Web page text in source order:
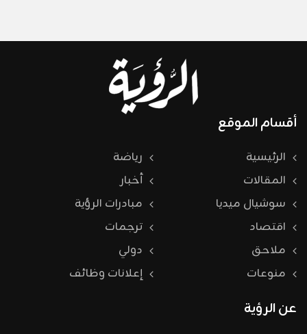
أقسام الموقع
الرئيسية
رياضة
المقالات
أخبار
سوشيال ميديا
مبادرات الرؤية
اقتصاد
ترجمات
ملاحق
دولي
منوعات
إعلانات وظائف
عن الرؤية